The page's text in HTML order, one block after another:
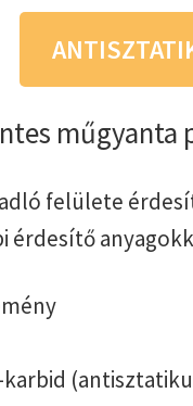
műgyanta
felülete
érdesítő